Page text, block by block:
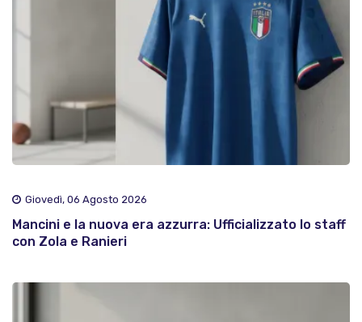
Giovedì, 06 Agosto 2026
Mancini e la nuova era azzurra: Ufficializzato lo staff
con Zola e Ranieri